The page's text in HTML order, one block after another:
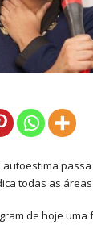
todas as
de hoje